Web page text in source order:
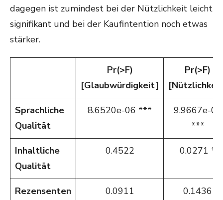
dagegen ist zumindest bei der Nützlichkeit leicht
signifikant und bei der Kaufintention noch etwas
stärker.
Pr(>F)
[Glaubwürdigkeit]
Pr(>F)
Sprachliche
Qualität
8.6520e-06 ***
9.9667e-05
***
Inhaltliche
Qualität
0.4522 0.0271 *
Rezensenten
0.0911 0.1436